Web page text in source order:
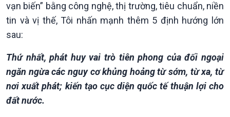
vạn biến” bằng công nghệ, thị trường, tiêu chuẩn, niền
tin và vị thế, Tôi nhấn mạnh thêm 5 định hướng lớn
sau:
Thứ nhất, phát huy vai trò tiên phong của đối ngoại
ngăn ngừa các nguy cơ khủng hoảng từ sớm, từ xa, từ
nơi xuất phát; kiến tạo cục diện quốc tế thuận lợi cho
đất nước.